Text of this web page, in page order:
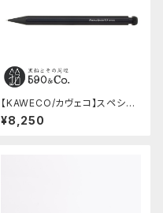
【KAWECO/カヴェコ】スペシャ
ルペンシル(0.5mm)
¥8,250